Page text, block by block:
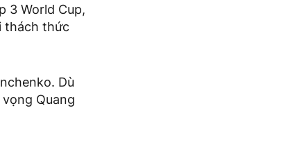
3 World Cup,
thách thức
Dù
Quang